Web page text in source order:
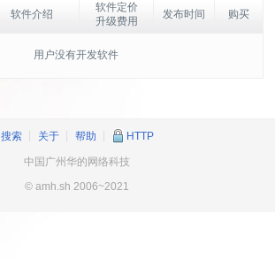
软件介绍
软件定价
升级费用
发布时间 购买
用户没有开发软件
搜索┊ 关于┊ 帮助 HTTP
中国广州华的网络科技
© amh.sh 2006~2021